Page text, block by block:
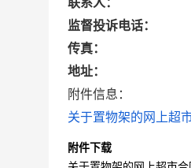
联系人：
监督投诉电话：
传真：
地址：
附件信息：
关于置物架的网上超
附件下载